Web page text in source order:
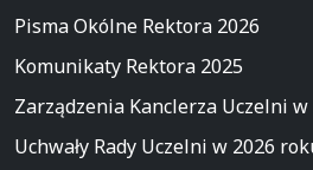
Pisma Okólne Rektora 2026
Komunikaty Rektora 2025
Zarządzenia Kanclerza Uczelni
Uchwały Rady Uczelni w 2026